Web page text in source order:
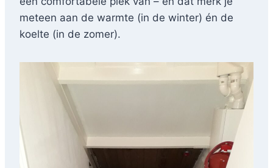
meteen aan de warmte (in de winter) én de
koelte (in de zomer).